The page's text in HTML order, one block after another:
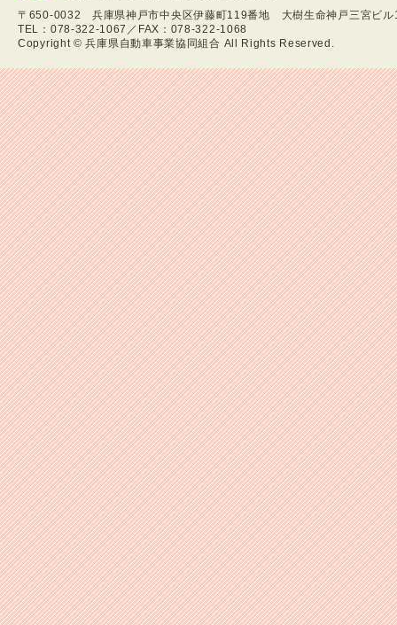
〒650-0032 兵庫県神戸市中央区伊藤町119番地 大樹生命神戸三宮ビル
TEL：078-322-1067／FAX：078-322-1068
Copyright© 兵庫県自動車事業協同組合 All Rights Reserved.